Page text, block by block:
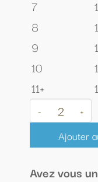
7
8
9
10
11+
- +
Ajouter
Avez vous